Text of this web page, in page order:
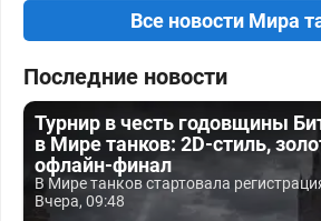
Все новости Мира
Последние новости
Турнир в честь годовщины
в Мире танков: 2D-стиль,
офлайн-финал
В Мире танков стартовала
Вчера, 09:48